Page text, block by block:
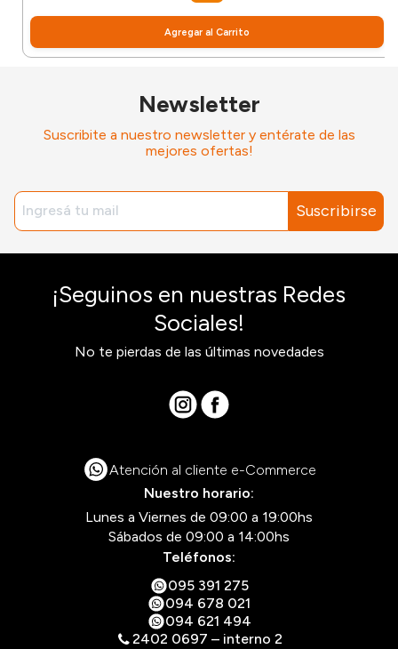
Agregar al Carrito
Newsletter
Suscribite a nuestro newsletter y entérate de las
mejores ofertas!
Suscribirse
¡Seguinos en nuestras Redes
Sociales!
No te pierdas de las últimas novedades
Atención al cliente e-Commerce
Nuestro horario:
Lunes a Viernes de 09:00 a 19:00hs
Sábados de 09:00 a 14:00hs
Teléfonos:
095 391 275
094 678 021
094 621 494
2402 0697 – interno 2